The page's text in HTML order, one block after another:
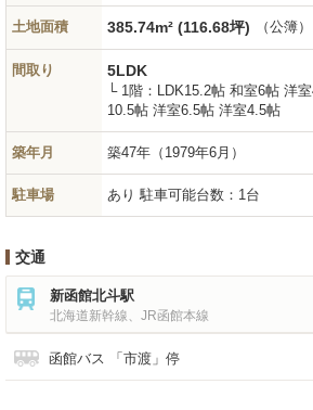
土地面積 385.74m² (116.68坪) （公簿）
間取り 5LDK
└ 1階：LDK15.2帖 和室6帖 洋
10.5帖 洋室6.5帖 洋室4.5帖
築年月 築47年 （1979年6月）
駐車場 あり 駐車可能台数：1台
交通
新函館北斗駅
北海道新幹線、JR函館本線
函館バス 「市渡」停